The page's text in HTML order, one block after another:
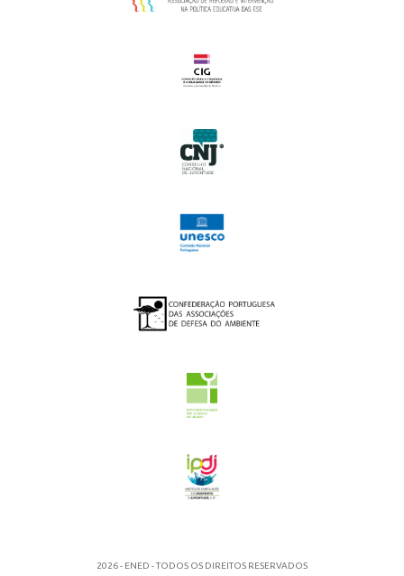
2026 - ENED - TODOS OS DIREITOS RESERVADOS